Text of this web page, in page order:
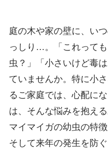
庭の木や家の壁に、い
っしり…。「これって
虫？」「小さいけど毒
ていませんか。特に小
るご家庭では、心配に
は、そんな悩みを抱え
マイマイガの幼虫の特
そして来年の発生を防